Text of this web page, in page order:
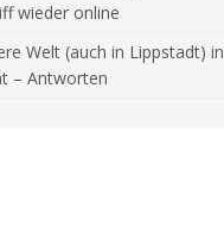
wieder online
Welt (auch in Lippstadt) in
– Antworten